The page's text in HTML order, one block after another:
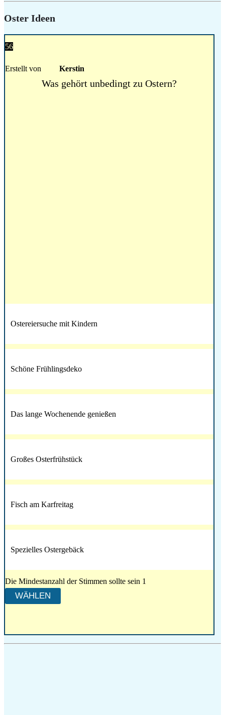
Oster Ideen
56
Erstellt von Kerstin
Was gehört unbedingt zu Ostern?
Ostereiersuche mit Kindern
Schöne Frühlingsdeko
Das lange Wochenende genießen
Großes Osterfrühstück
Fisch am Karfreitag
Spezielles Ostergebäck
Die Mindestanzahl der Stimmen sollte sein 1